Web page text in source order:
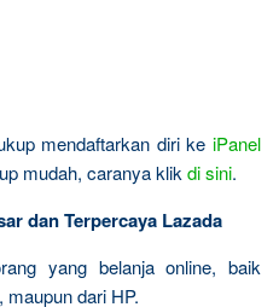
mendaftarkan diri ke iPanel
mudah, caranya klik di sini.
dan Terpercaya Lazada
yang belanja online, baik
maupun dari HP.